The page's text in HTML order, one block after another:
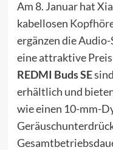
Am 8. Januar hat
kabellosen
ergänzen die
eine attraktive
REDMI Buds SE
erhältlich und
wie einen 10-mm-